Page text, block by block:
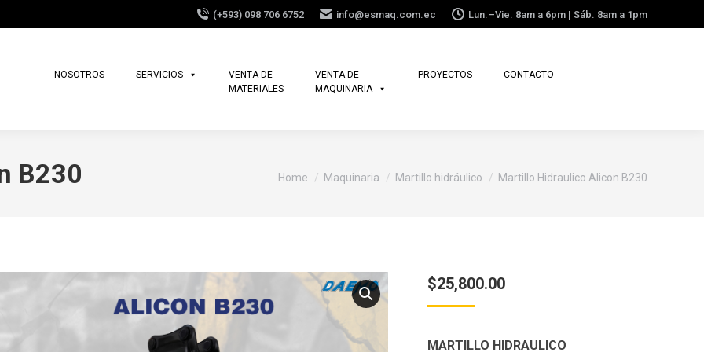
(+593) 098 706 6752 info@esmaq.com.ec Lun.–Vie. 8am a 6pm | Sáb. 8am a 1pm
NOSOTROS SERVICIOS
VENTA DE
MATERIALES
VENTA DE
MAQUINARIA
PROYECTOS CONTACTO
B230 You are here:
Home Maquinaria Martillo hidráulico Martillo Hidraulico Alicon B230
$25,800.00
MARTILLO HIDRAULICO